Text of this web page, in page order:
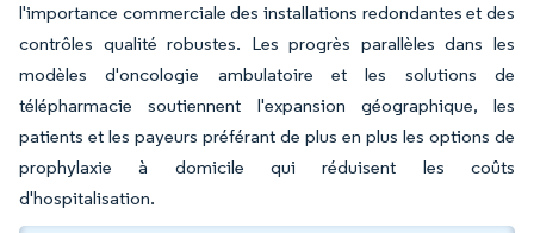
l'importance commerciale des installations redondantes et des
contrôles qualité robustes. Les progrès parallèles dans les
modèles d'oncologie ambulatoire et les solutions de
télépharmacie soutiennent l'expansion géographique, les
patients et les payeurs préférant de plus en plus les options de
prophylaxie à domicile qui réduisent les coûts
d'hospitalisation.